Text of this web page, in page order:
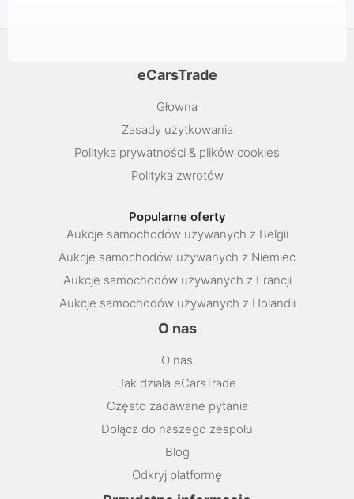
eCarsTrade
Głowna
Zasady użytkowania
Polityka prywatności & plików cookies
Polityka zwrotów
Popularne oferty
Aukcje samochodów używanych z Belgii
Aukcje samochodów używanych z Niemiec
Aukcje samochodów używanych z Francji
Aukcje samochodów używanych z Holandii
O nas
O nas
Jak działa eCarsTrade
Często zadawane pytania
Dołącz do naszego zespołu
Blog
Odkryj platformę